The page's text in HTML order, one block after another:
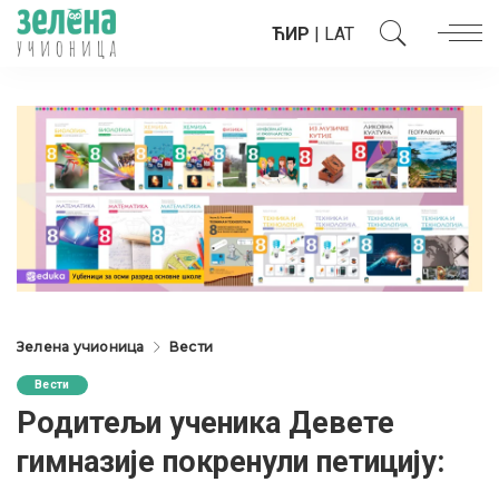
ЋИР | LAT
Зелена учионица Вести
Вести
Родитељи ученика Девете
гимназије покренули петицију: